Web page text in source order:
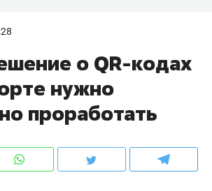
о QR-кодах
нужно
проработать